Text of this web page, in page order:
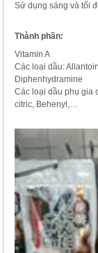
Sử dụng sáng và tối
Thành phần:
Vitamin A
Các loại dầu:
Diphenhydramine
Các loại dầu phụ gia
citric, Behenyl,…